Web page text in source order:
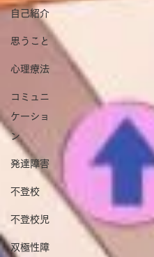
自己紹介
思うこと
心理療法
コミュニ
ケーショ
ン
発達障害
不登校
不登校児
双極性障